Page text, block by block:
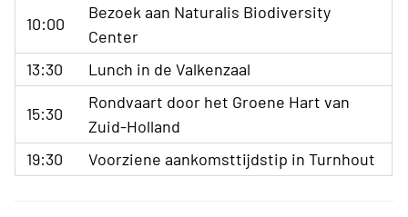
10:00
Bezoek aan Naturalis Biodiversity
Center
13:30
Lunch in de Valkenzaal
15:30
Rondvaart door het Groene Hart van
Zuid-Holland
19:30
Voorziene aankomsttijdstip in Turnhout